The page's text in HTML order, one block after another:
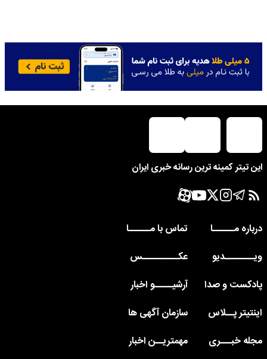
این تیتر کمینه ترین رسانه خبری ایران
درباره مــــــا
تماس با مــــــا
ویــــــــدیو
عکــــــــــس
پادکست و صدا
آرشیـــــو اخبار
اینتیتر پــلاس
سازمان آگهی ها
مجله خبـــری
مهمتریــن اخبار